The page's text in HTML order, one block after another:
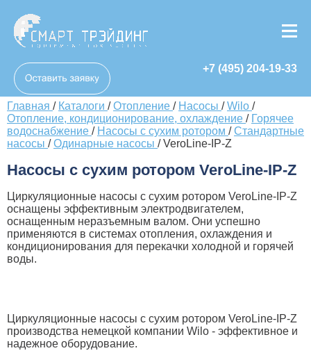
+7 (495) 204-19-33
Главная / Каталоги /Отопление / Насосы /Wilo /
Отопление, кондиционирование, охлаждение / Горячее
водоснабжение / Насосы с сухим ротором /Стандартные
насосы /Одинарные насосы /VeroLine-IP-Z
Насосы с сухим ротором VeroLine-IP-Z
Циркуляционные насосы с сухим ротором VeroLine-IP-Z
оснащены эффективным электродвигателем,
оснащенным неразъемным валом. Они успешно
применяются в системах отопления, охлаждения и
кондиционирования для перекачки холодной и горячей
воды.
Циркуляционные насосы с сухим ротором VeroLine-IP-Z
производства немецкой компании Wilo - эффективное и
надежное оборудование.